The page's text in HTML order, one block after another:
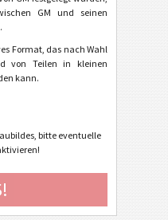
GM 1724-A-KLT - Small Containers (2020)
GM 1724-B - Master Containers (2020)
GM 1724-A-KLT - Small Containers (2001)
GM und seinen
Format, das nach Wahl
von Teilen in kleinen
kann.
bitte eventuelle